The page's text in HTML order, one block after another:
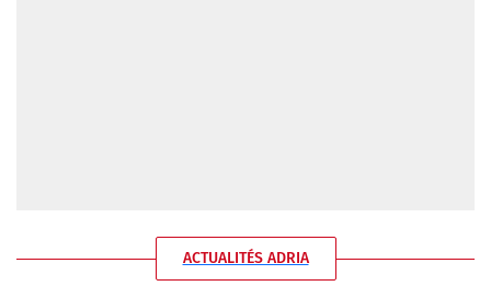
ACTUALITÉS ADRIA